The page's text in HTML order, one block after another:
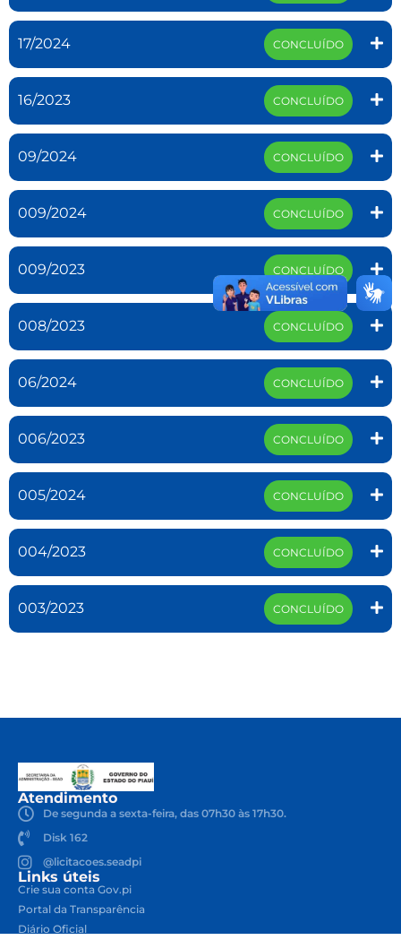
17/2024 CONCLUÍDO
16/2023 CONCLUÍDO
09/2024 CONCLUÍDO
009/2024 CONCLUÍDO
009/2023 CONCLUÍDO
008/2023 CONCLUÍDO
06/2024 CONCLUÍDO
006/2023 CONCLUÍDO
005/2024 CONCLUÍDO
004/2023 CONCLUÍDO
003/2023 CONCLUÍDO
Atendimento
De segunda a sexta-feira, das 07h30 às 17h30.
Disk 162
@licitacoes.seadpi
Links úteis
Crie sua conta Gov.pi
Portal da Transparência
Diário Oficial